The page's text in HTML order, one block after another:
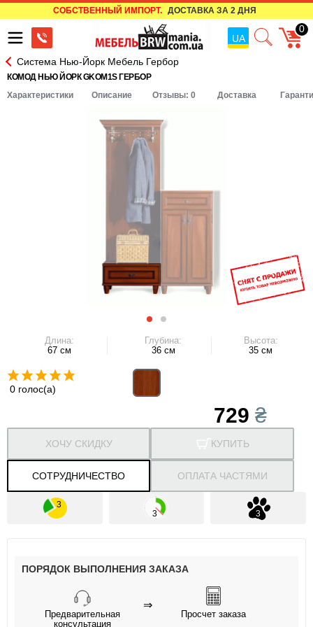
СОБСТВЕННЫЙ ИМПОРТ. ДОСТАВКА ЗА 2 ДНЯ
UA
0
Система Нью-Йорк Мебель Гербор
КОМОД НЬЮ ЙОРК GKOM1S ГЕРБОР
Характеристики
Описание Отзывы: 0 Доставка
Длина:
67 см
Глубина:
36 см
Высота:
35 см
0 голос(а)
729 ₴
КУПИТЬ
СОТРУДНИЧЕСТВО
ХОЧУ СКИДКУ
ОПЛАТА ЧАСТЯМИ
ПОРЯДОК ВЫПОЛНЕНИЯ ЗАКАЗА
Предварительная
консультация
⇒
Просчет заказа